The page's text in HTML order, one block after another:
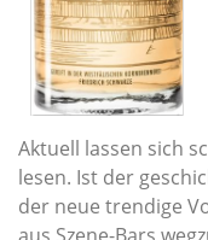
Aktuell lassen sich
lesen. Ist der
der neue trendige